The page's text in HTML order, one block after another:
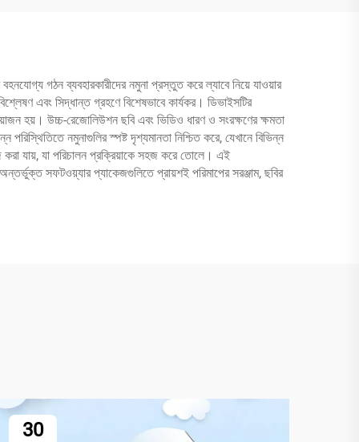
গঠন ব্যবহারকারীদের নমুনা প্রস্তুত করে ল্যাবে নিয়ে যাওয়ার
এবং সিদ্ধান্ত গ্রহণে বিশেষভাবে কার্যকর। ডিভাইসটির
হয়। উচ্চ-রেজোলিউশন ছবি এবং ভিডিও ধারণ ও সংরক্ষণের ক্ষমতা
নমুনাগুলির স্পষ্ট দৃশ্যমানতা নিশ্চিত করে, যেখানে বিভিন্ন
যায়, যা পরিচালন প্রক্রিয়াকে সহজ করে তোলে। এই
সফটওয়্যার প্যাকেজগুলিতে প্রায়শই পরিমাপের সরঞ্জাম, ছবির
30